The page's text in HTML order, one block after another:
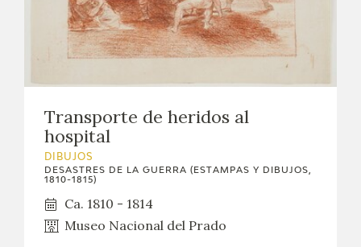
Transporte de heridos al
hospital
DIBUJOS
DESASTRES DE LA GUERRA (ESTAMPAS Y DIBUJOS,
1810-1815)
Ca. 1810 - 1814
Museo Nacional del Prado